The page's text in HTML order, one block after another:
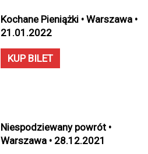
Kochane Pieniążki • Warszawa •
21.01.2022
KUP BILET
Niespodziewany powrót •
Warszawa • 28.12.2021